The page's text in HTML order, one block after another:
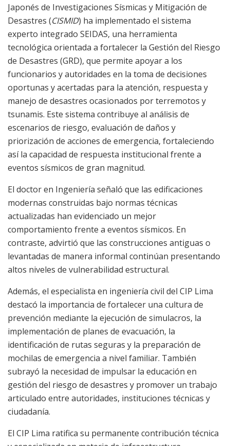
Japonés de Investigaciones Sísmicas y Mitigación de
Desastres (CISMID) ha implementado el sistema
experto integrado SEIDAS, una herramienta
tecnológica orientada a fortalecer la Gestión del Riesgo
de Desastres (GRD), que permite apoyar a los
funcionarios y autoridades en la toma de decisiones
oportunas y acertadas para la atención, respuesta y
manejo de desastres ocasionados por terremotos y
tsunamis. Este sistema contribuye al análisis de
escenarios de riesgo, evaluación de daños y
priorización de acciones de emergencia, fortaleciendo
así la capacidad de respuesta institucional frente a
eventos sísmicos de gran magnitud.
El doctor en Ingeniería señaló que las edificaciones
modernas construidas bajo normas técnicas
actualizadas han evidenciado un mejor
comportamiento frente a eventos sísmicos. En
contraste, advirtió que las construcciones antiguas o
levantadas de manera informal continúan presentando
altos niveles de vulnerabilidad estructural.
Además, el especialista en ingeniería civil del CIP Lima
destacó la importancia de fortalecer una cultura de
prevención mediante la ejecución de simulacros, la
implementación de planes de evacuación, la
identificación de rutas seguras y la preparación de
mochilas de emergencia a nivel familiar. También
subrayó la necesidad de impulsar la educación en
gestión del riesgo de desastres y promover un trabajo
articulado entre autoridades, instituciones técnicas y
ciudadanía.
El CIP Lima ratifica su permanente contribución técnica